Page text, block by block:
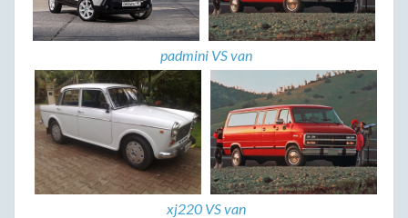
padmini VS van
xj220 VS van